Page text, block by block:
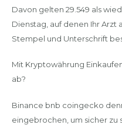
Davon gelten 29.549 als
Dienstag, auf denen Ihr Arzt
Stempel und Unterschrift
Mit Kryptowährung
ab?
Binance bnb coingecko
eingebrochen, um sicher zu